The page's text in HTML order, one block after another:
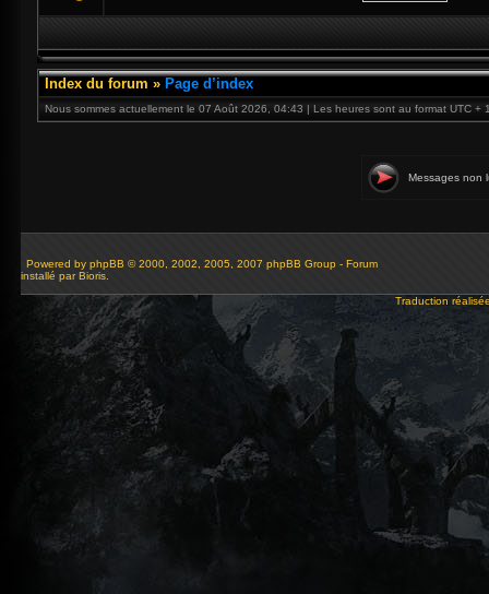
Index du forum » Page d’index
Nous sommes actuellement le 07 Août 2026, 04:43 | Les heures sont au format UTC +
Messages non
Powered by phpBB © 2000, 2002, 2005, 2007 phpBB Group - Forum
installé par Bioris.
Traduction